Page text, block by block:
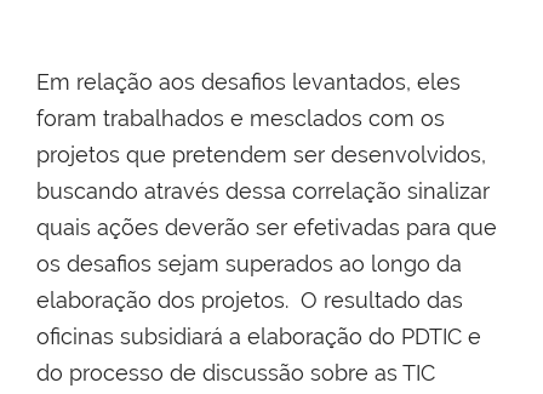
Em relação aos desafios levantados, eles
foram trabalhados e mesclados com os
projetos que pretendem ser desenvolvidos,
buscando através dessa correlação sinalizar
quais ações deverão ser efetivadas para que
os desafios sejam superados ao longo da
elaboração dos projetos. O resultado das
oficinas subsidiará a elaboração do PDTIC e
do processo de discussão sobre as TIC